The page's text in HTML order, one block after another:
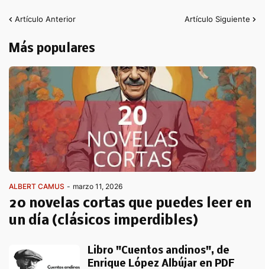
Artículo Anterior Artículo Siguiente
Más populares
ALBERT CAMUS - marzo 11, 2026
20 novelas cortas que puedes leer en
un día (clásicos imperdibles)
Libro "Cuentos andinos", de
Enrique López Albújar en PDF